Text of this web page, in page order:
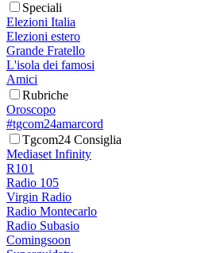
Speciali
Elezioni Italia
Elezioni estero
Grande Fratello
L'isola dei famosi
Amici
Rubriche
Oroscopo
#tgcom24amarcord
Tgcom24 Consiglia
Mediaset Infinity
R101
Radio 105
Virgin Radio
Radio Montecarlo
Radio Subasio
Comingsoon